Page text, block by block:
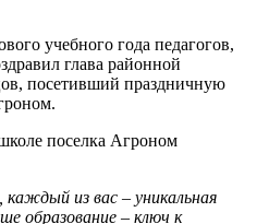
учебного года педагогов,
глава районной
посетивший праздничную
каждый из вас – уникальная
образование – ключ к